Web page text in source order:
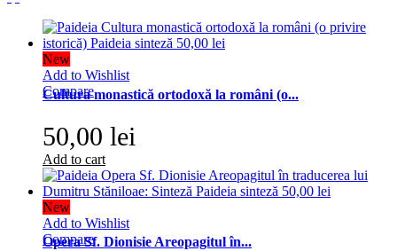
New
Add to Wishlist
Compare
Cultura monastică ortodoxă la români (o...
50,00 lei
Add to cart
New
Add to Wishlist
Compare
Opera Sf. Dionisie Areopagitul în...